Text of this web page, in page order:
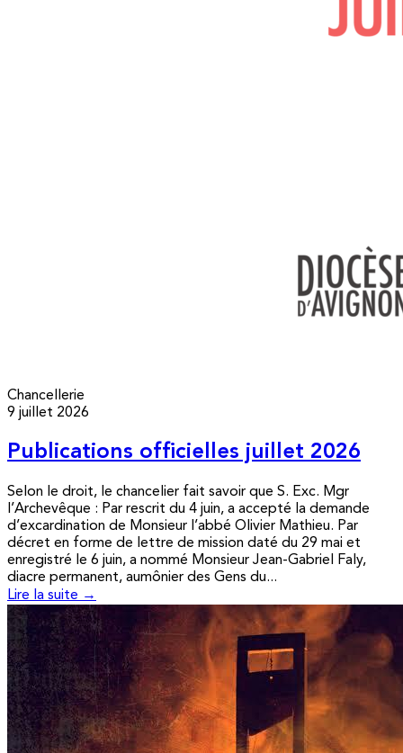
Chancellerie
9 juillet 2026
Publications officielles juillet 2026
Selon le droit, le chancelier fait savoir que S. Exc. Mgr
l’Archevêque : Par rescrit du 4 juin, a accepté la demande
d’excardination de Monsieur l’abbé Olivier Mathieu. Par
décret en forme de lettre de mission daté du 29 mai et
enregistré le 6 juin, a nommé Monsieur Jean-Gabriel Faly,
diacre permanent, aumônier des Gens du...
Lire la suite →